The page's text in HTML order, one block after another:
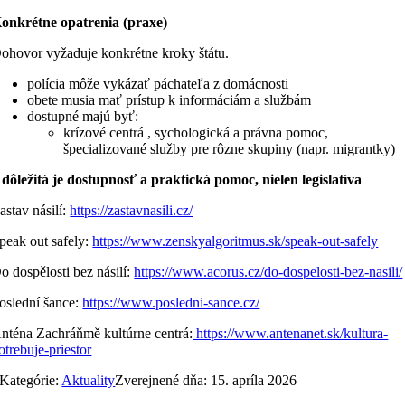
opatrenia (praxe)
vyžaduje konkrétne kroky štátu.
polícia môže vykázať páchateľa z domácnosti
obete musia mať prístup k informáciám a službám
dostupné majú byť:
krízové centrá , sychologická a právna pomoc,
špecializované služby pre rôzne skupiny (napr. migrantky)
dôležitá je dostupnosť a praktická pomoc, nielen legislatíva
násilí:https://zastavnasili.cz/
out safely:https://www.zenskyalgoritmus.sk/speak-out-safely
dospělosti bez násilí:https://www.acorus.cz/do-dospelosti-bez-nasili/
šance:https://www.posledni-sance.cz/
Zachráňmě kultúrne centrá: https://www.antenanet.sk/kultura-
priestor
Kategórie: AktualityZverejnené dňa: 15. apríla 2026